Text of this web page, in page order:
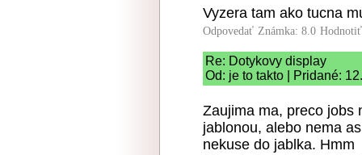
Vyzera tam ako tucna
Odpovedať Známka: 8.0
Re: Dotykovy display
Od: je to takto | Pridané:
Zaujima ma, preco jobs
jablonou, alebo nema
nekuse do jablka. Hmm